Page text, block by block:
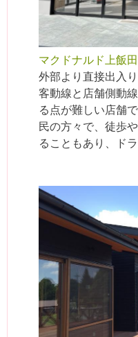
マクドナルド上飯
外部より直接出入
客動線と店舗側動
る点が難しい店舗
民の方々で、徒歩
ることもあり、ド